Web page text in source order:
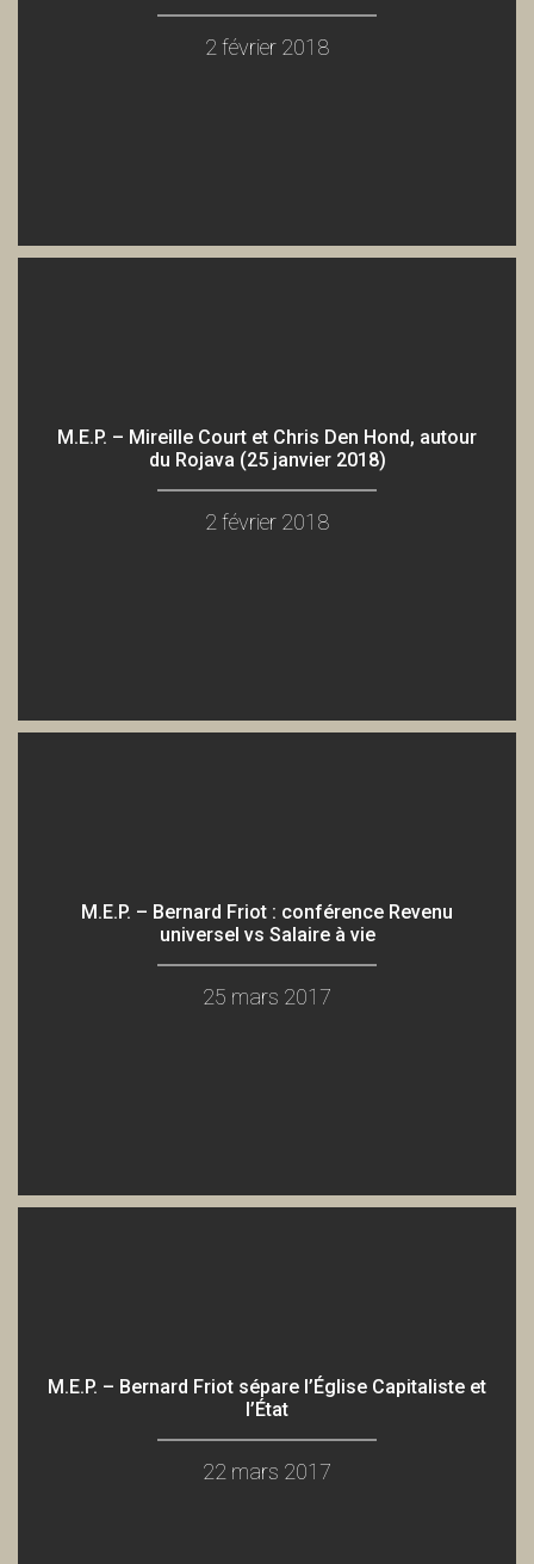
2 février 2018
M.E.P. – Mireille Court et Chris Den Hond, autour
du Rojava (25 janvier 2018)
2 février 2018
M.E.P. – Bernard Friot : conférence Revenu
universel vs Salaire à vie
25 mars 2017
M.E.P. – Bernard Friot sépare l’Église Capitaliste et
l’État
22 mars 2017